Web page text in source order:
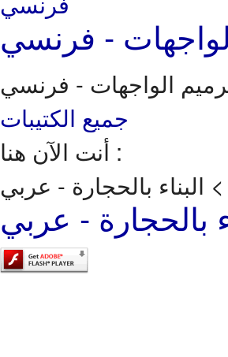
- فرنسي
الواجهات - فرنسي
جميع الكتيبات
أنت الآن هنا :
> البناء بالحجارة - عربي
بالحجارة - عربي